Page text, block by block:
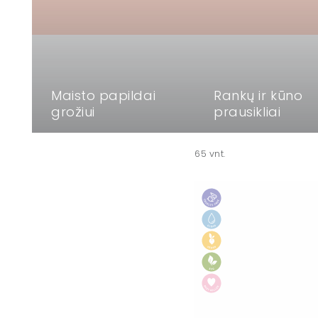
Maisto papildai
grožiui
Rankų ir kūno
prausikliai
65 vnt.
SALT
STONE
dezodorantas
"Black
Rose